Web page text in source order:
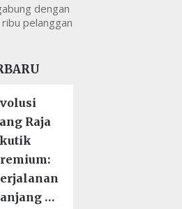
dengan
pelanggan
Raja
…